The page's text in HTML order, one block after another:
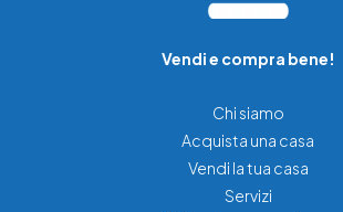
Vendi e compra bene!
Chi siamo
Acquista una casa
Vendi la tua casa
Servizi